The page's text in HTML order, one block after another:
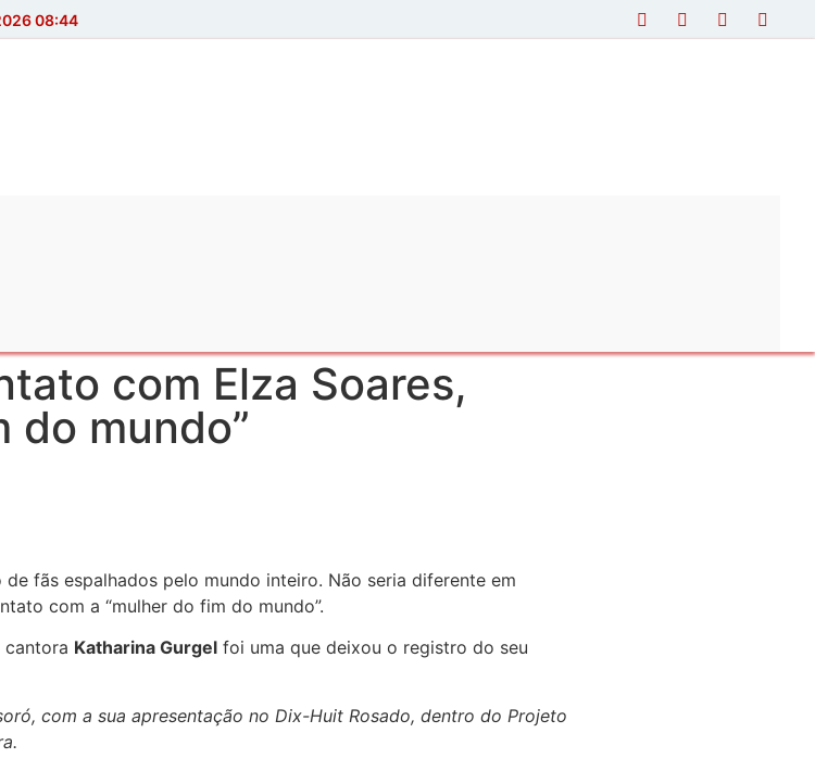
08:44
com Elza Soares,
do mundo”
fãs espalhados pelo mundo inteiro. Não seria diferente em
com a “mulher do fim do mundo”.
cantora Katharina Gurgel foi uma que deixou o registro do seu
com a sua apresentação no Dix-Huit Rosado, dentro do Projeto